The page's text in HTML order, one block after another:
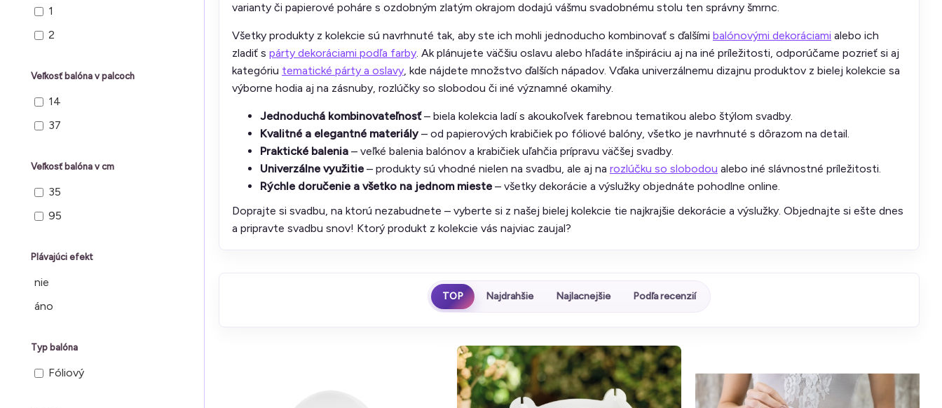
1
2
Veľkosť balóna v palcoch
14
37
Veľkosť balóna v cm
35
95
Plávajúci efekt
nie
áno
Typ balóna
Fóliový
varianty či papierové poháre s ozdobným zlatým okrajom dodajú vášmu svadobnému stolu ten správny šmrnc.
Všetky produkty z kolekcie sú navrhnuté tak, aby ste ich mohli jednoducho kombinovať s ďalšími balónovými dekoráciami alebo ich
zladiť s párty dekoráciami podľa farby. Ak plánujete väčšiu oslavu alebo hľadáte inšpiráciu aj na iné príležitosti, odporúčame pozrieť si aj
kategóriu tematické párty a oslavy, kde nájdete množstvo ďalších nápadov. Vďaka univerzálnemu dizajnu produktov z bielej kolekcie sa
výborne hodia aj na zásnuby, rozlúčky so slobodou či iné významné okamihy.
Jednoduchá kombinovateľnosť– biela kolekcia ladí s akoukoľvek farebnou tematikou alebo štýlom svadby.
Kvalitné a elegantné materiály– od papierových krabičiek po fóliové balóny, všetko je navrhnuté s dôrazom na detail.
Praktické balenia – veľké balenia balónov a krabičiek uľahčia prípravu väčšej svadby.
Univerzálne využitie – produkty sú vhodné nielen na svadbu, ale aj na rozlúčku so slobodou alebo iné slávnostné príležitosti.
Rýchle doručenie a všetko na jednom mieste – všetky dekorácie a výslužky objednáte pohodlne online.
Doprajte si svadbu, na ktorú nezabudnete – vyberte si z našej bielej kolekcie tie najkrajšie dekorácie a výslužky. Objednajte si ešte dnes
a pripravte svadbu snov! Ktorý produkt z kolekcie vás najviac zaujal?
TOP Najdrahšie Najlacnejšie Podľa recenzií